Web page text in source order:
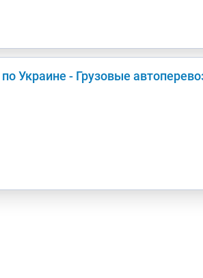
Украине - Грузовые